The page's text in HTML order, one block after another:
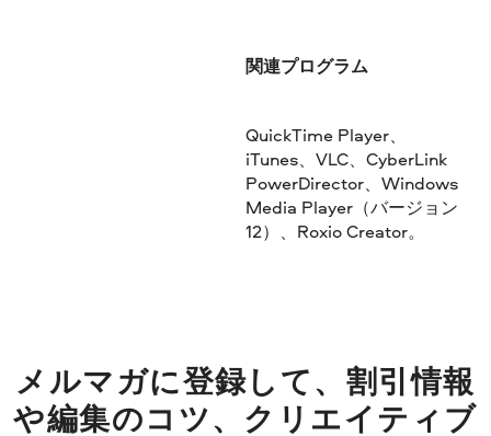
関連プログラム
QuickTime Player、
iTunes、VLC、CyberLink
PowerDirector、Windows
Media Player（バージョン
12）、Roxio Creator。
メルマガに登録して、割引情報
や編集のコツ、クリエイティブ